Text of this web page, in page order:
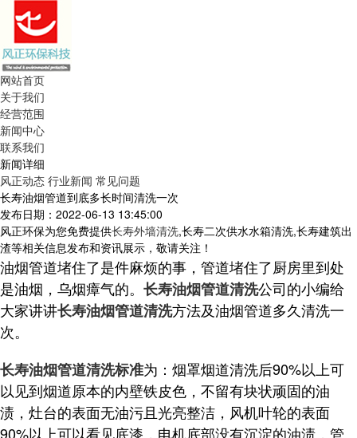
网站首页
关于我们
经营范围
新闻中心
联系我们
新闻详细
风正动态 行业新闻 常见问题
长寿油烟管道到底多长时间清洗一次
发布日期：2022-06-13 13:45:00
风正环保为您免费提供长寿外墙清洗,长寿二次供水水箱清洗,长寿建筑出
渣等相关信息发布和资讯展示，敬请关注！
油烟管道堵住了是件麻烦的事，管道堵住了厨房里到处
是油烟，乌烟瘴气的。 长寿油烟管道清洗公司的小编给
大家讲讲长寿油烟管道清洗方法及油烟管道多久清洗一
次。
长寿油烟管道清洗标准为：烟罩烟道清洗后90%以上可
以见到烟道原本的内壁铁皮色，不留有块状顽固的油
渍，灶台的表面无油污且光亮整洁，风机叶轮的表面
90%以上可以看见底漆，电机底部没有沉淀的油渍，管